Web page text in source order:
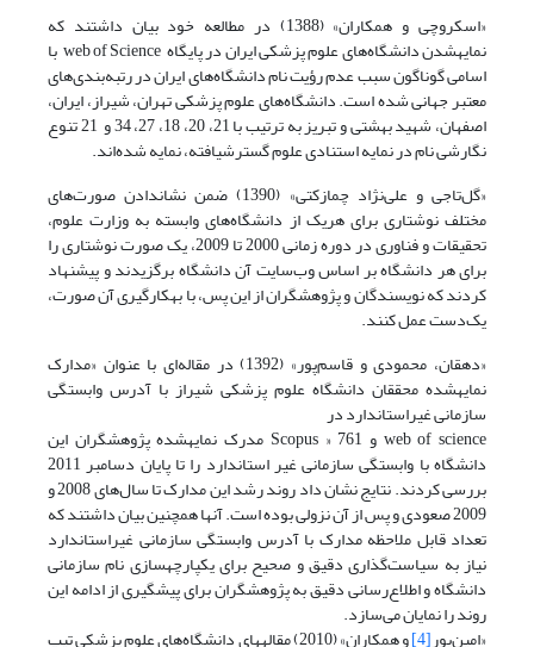
«اسکروچی و همکاران» (1388) در مطالعه خود بیان داشتند که
نمایه‫شدن دانشگاه‌های علوم پزشکی ایران در پایگاه web of Science با
اسامی گوناگون سبب عدم رؤیت نام دانشگاه‌های ایران در رتبه‌بندی‌های‌
معتبر جهانی شده است. دانشگاه‌های علوم پزشکی تهران، شیراز، ایران،
اصفهان، شهید بهشتی و تبریز به ترتیب با 21، 20، 18، 27، 34 و 21 تنوع
نگارشی نام در نمایه استنادی علوم گسترش‫یافته، نمایه شده‌اند.
«گل‌تاجی و علی‌نژاد چمازکتی» (1390) ضمن نشان‫دادن صورت‌های
مختلف نوشتاری برای هریک از دانشگاه‌های وابسته به وزارت علوم،
تحقیقات و فناوری در دوره زمانی 2000 تا 2009، یک صورت نوشتاری را
برای هر دانشگاه بر اساس وب‌سایت آن دانشگاه برگزیدند و پیشنهاد
کردند که نویسندگان و پژوهشگران از این پس، با به‫کارگیری آن صورت،
یک‌دست عمل کنند.
«دهقان، محمودی و قاسم‌پور» (1392) در مقاله‌ای با عنوان «مدارک
نمایه‫شده محققان دانشگاه علوم پزشکی شیراز با آدرس وابستگی
سازمانی غیراستاندارد در
web of science و Scopus » 761 مدرک نمایه‫شده پژوهشگران این
دانشگاه با وابستگی سازمانی غیر استاندارد را تا پایان دسامبر 2011
بررسی کردند. نتایج نشان داد روند رشد این مدارک تا سال‌های 2008 و
2009 صعودی و پس از آن نزولی بوده است. آنها همچنین بیان داشتند که
تعداد قابل ملاحظه مدارک با آدرس وابستگی سازمانی غیراستاندارد
نیاز به سیاست‌گذاری دقیق و صحیح برای یکپارچه‫سازی نام سازمانی
دانشگاه و اطلاع‌رسانی دقیق به پژوهشگران برای پیشگیری از ادامه این
روند را نمایان می‌سازد.
«امین‌پور[4] و همکاران» (2010) مقاله‫های دانشگاه‌های علوم پزشکی تیپ